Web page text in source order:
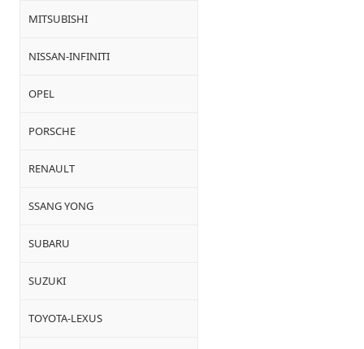
MITSUBISHI
NISSAN-INFINITI
OPEL
PORSCHE
RENAULT
SSANG YONG
SUBARU
SUZUKI
TOYOTA-LEXUS